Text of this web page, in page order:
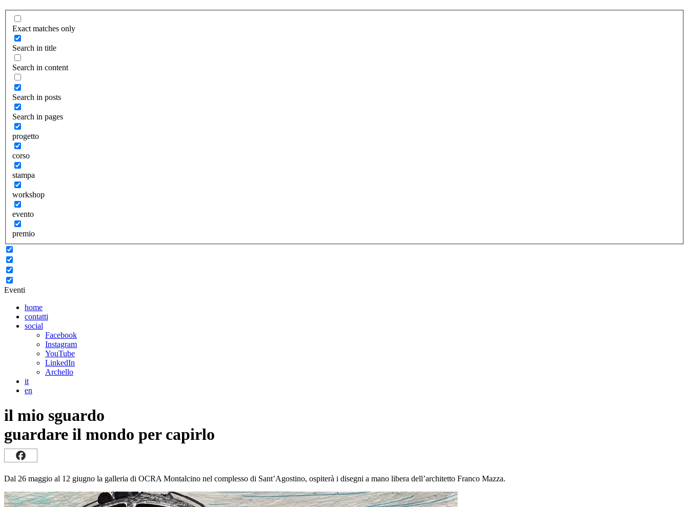
Exact matches only
Search in title
Search in content
Search in posts
Search in pages
progetto
corso
stampa
workshop
evento
premio
Eventi
home
contatti
social
Facebook
Instagram
YouTube
LinkedIn
Archello
it
en
il mio sguardo
guardare il mondo per capirlo
Dal 26 maggio al 12 giugno la galleria di OCRA Montalcino nel complesso di Sant’Agostino, ospiterà i disegni a mano libera dell’architetto Franco Mazza.